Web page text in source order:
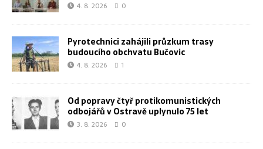
4. 8. 2026 0
Pyrotechnici zahájili průzkum trasy
budoucího obchvatu Bučovic
4. 8. 2026 1
Od popravy čtyř protikomunistických
odbojářů v Ostravě uplynulo 75 let
3. 8. 2026 0